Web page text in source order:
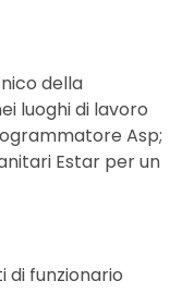
della
luoghi di lavoro
Asp;
Estar per un
di funzionario